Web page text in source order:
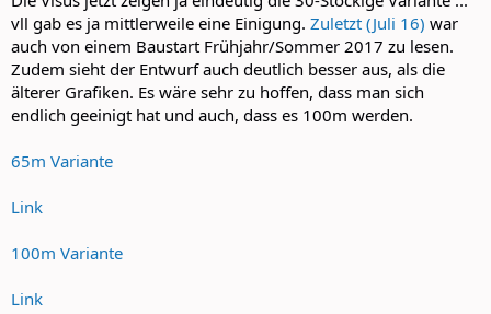
vll gab es ja mittlerweile eine Einigung. Zuletzt (Juli 16) war
auch von einem Baustart Frühjahr/Sommer 2017 zu lesen.
Zudem sieht der Entwurf auch deutlich besser aus, als die
älterer Grafiken. Es wäre sehr zu hoffen, dass man sich
endlich geeinigt hat und auch, dass es 100m werden.
65m Variante
Link
100m Variante
Link